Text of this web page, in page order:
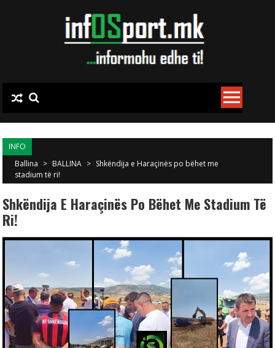
INFO
Ballina > BALLINA > Shkëndija e Haraçinës po bëhet me
stadium të ri!
Shkëndija E Haraçinës Po Bëhet Me Stadium Të
Ri!